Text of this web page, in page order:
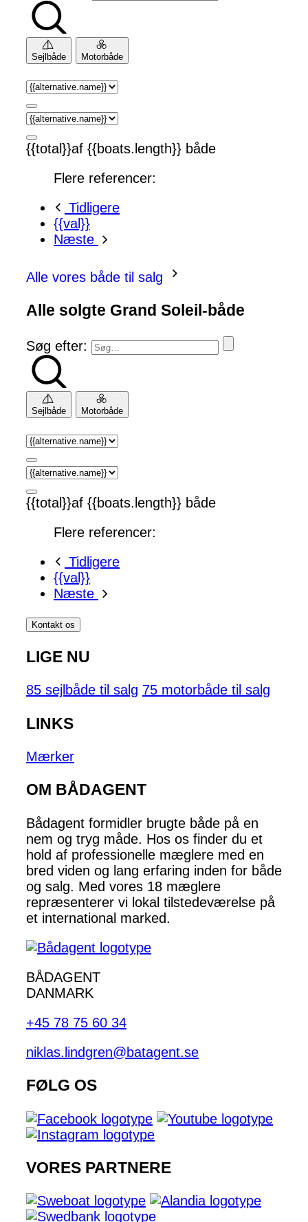
Sejlbåde Motorbåde
{{total}}af {{boats.length}} både
Flere referencer:
Tidligere
{{val}}
Næste
Alle vores både til salg
Alle solgte Grand Soleil-både
Søg efter:
Sejlbåde Motorbåde
{{total}}af {{boats.length}} både
Flere referencer:
Tidligere
{{val}}
Næste
Kontakt os
LIGE NU
85 sejlbåde til salg 75 motorbåde til salg
LINKS
Mærker
OM BÅDAGENT
Bådagent formidler brugte både på en
nem og tryg måde. Hos os finder du et
hold af professionelle mæglere med en
bred viden og lang erfaring inden for både
og salg. Med vores 18 mæglere
repræsenterer vi lokal tilstedeværelse på
et international marked.
BÅDAGENT
DANMARK
+45 78 75 60 34
niklas.lindgren@batagent.se
FØLG OS
VORES PARTNERE